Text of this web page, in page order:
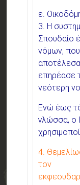
ε.
3. Η
Σπουδαίο
νόμων, που
επηρέασε
νεότερη
Ενώ έως
γλώσσα, ο
4.
τον